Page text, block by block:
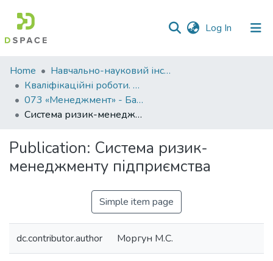
Log In (current)
Communities
&
Collections
All of DSpace
Statistics
Home
Навчально-науковий інститут економіки, управління, права та інформаційних технологій
Кваліфікаційні роботи. ННІ економіки, управління, права та ІТ
073 «Менеджмент» - Бакалаври 2023-2024
Система ризик-менеджменту підприємства
Publication: Система ризик-
менеджменту підприємства
Simple item page
dc.contributor.author Моргун М.С.